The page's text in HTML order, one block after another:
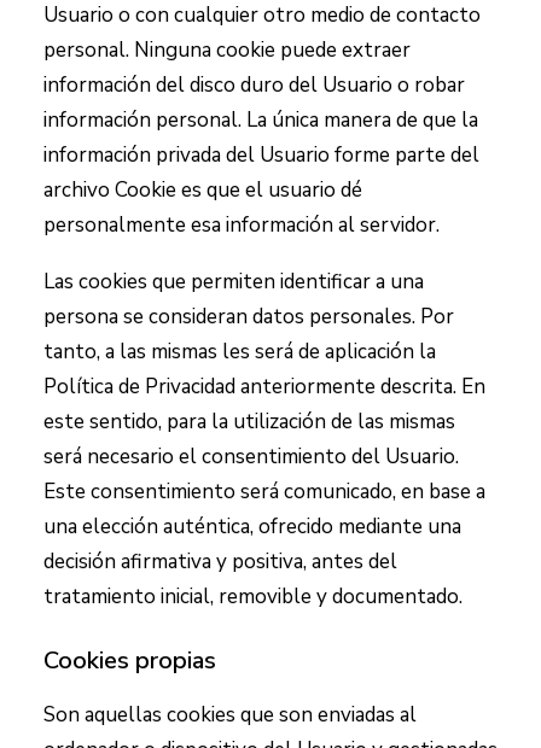
Usuario o con cualquier otro medio de contacto
personal. Ninguna cookie puede extraer
información del disco duro del Usuario o robar
información personal. La única manera de que la
información privada del Usuario forme parte del
archivo Cookie es que el usuario dé
personalmente esa información al servidor.
Las cookies que permiten identificar a una
persona se consideran datos personales. Por
tanto, a las mismas les será de aplicación la
Política de Privacidad anteriormente descrita. En
este sentido, para la utilización de las mismas
será necesario el consentimiento del Usuario.
Este consentimiento será comunicado, en base a
una elección auténtica, ofrecido mediante una
decisión afirmativa y positiva, antes del
tratamiento inicial, removible y documentado.
Cookies propias
Son aquellas cookies que son enviadas al